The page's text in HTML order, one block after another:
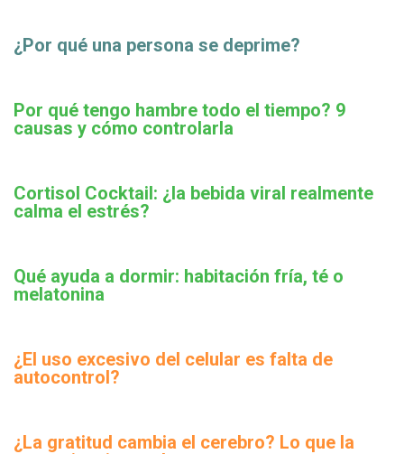
¿Por qué una persona se deprime?
Por qué tengo hambre todo el tiempo? 9
causas y cómo controlarla
Cortisol Cocktail: ¿la bebida viral realmente
calma el estrés?
Qué ayuda a dormir: habitación fría, té o
melatonina
¿El uso excesivo del celular es falta de
autocontrol?
¿La gratitud cambia el cerebro? Lo que la